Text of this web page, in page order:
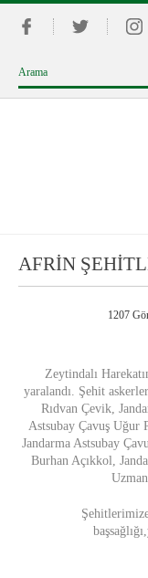
AFRİN
1207
Zeytindalı
yaralandı. Şehit
Rıdvan Çevik,
Astsubay Çavuş Uğur
Jandarma Astsubay
Burhan Açıkkol,